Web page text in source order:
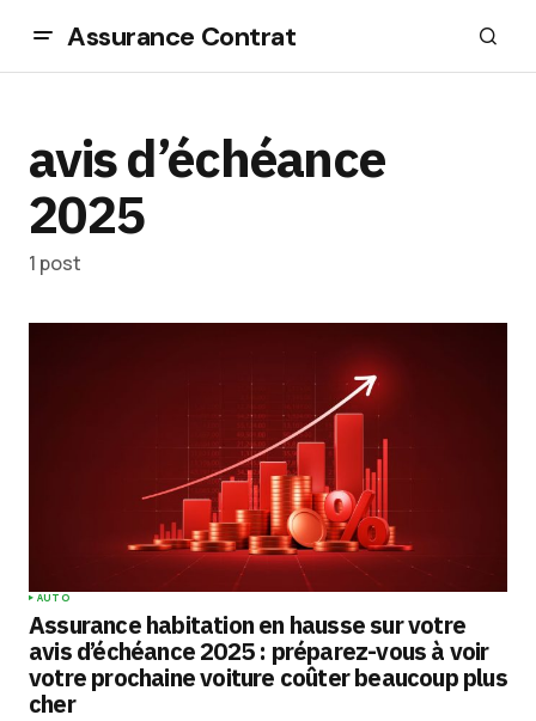
Assurance Contrat
avis d’échéance
2025
1 post
AUTO
Assurance habitation en hausse sur votre
avis d’échéance 2025 : préparez-vous à voir
votre prochaine voiture coûter beaucoup plus
cher